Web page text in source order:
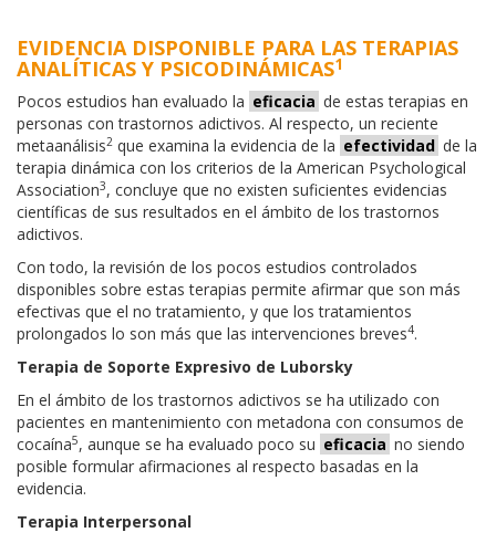
EVIDENCIA DISPONIBLE PARA LAS TERAPIAS
ANALÍTICAS Y PSICODINÁMICAS1
Pocos estudios han evaluado la eficacia de estas terapias en
personas con trastornos adictivos. Al respecto, un reciente
metaanálisis2 que examina la evidencia de la efectividad de la
terapia dinámica con los criterios de la American Psychological
Association3, concluye que no existen suficientes evidencias
científicas de sus resultados en el ámbito de los trastornos
adictivos.
Con todo, la revisión de los pocos estudios controlados
disponibles sobre estas terapias permite afirmar que son más
efectivas que el no tratamiento, y que los tratamientos
prolongados lo son más que las intervenciones breves4.
Terapia de Soporte Expresivo de Luborsky
En el ámbito de los trastornos adictivos se ha utilizado con
pacientes en mantenimiento con metadona con consumos de
cocaína5, aunque se ha evaluado poco su eficacia no siendo
posible formular afirmaciones al respecto basadas en la
evidencia.
Terapia Interpersonal